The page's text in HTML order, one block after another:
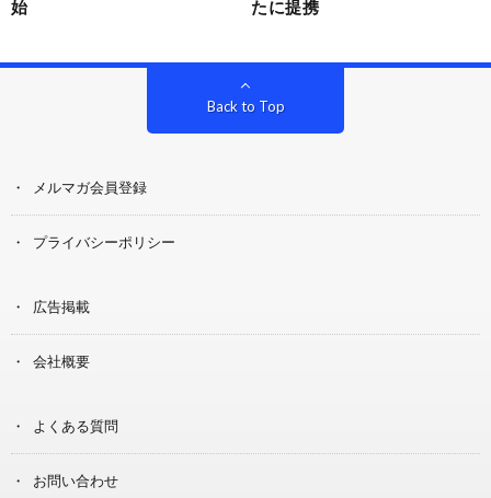
始
たに提携
Back to Top
メルマガ会員登録
プライバシーポリシー
広告掲載
会社概要
よくある質問
お問い合わせ